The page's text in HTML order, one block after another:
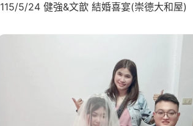
115/5/24 健強&文歆 結婚喜宴(崇德大和屋)